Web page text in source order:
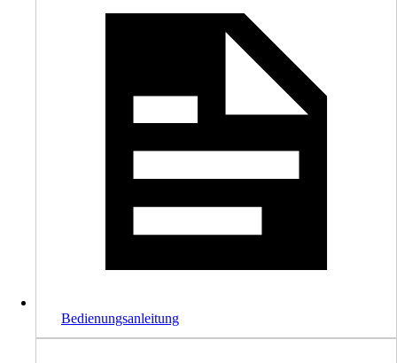
Bedienungsanleitung